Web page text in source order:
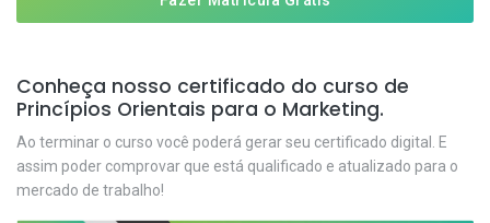
Conheça nosso certificado do curso de
Princípios Orientais para o Marketing.
Ao terminar o curso você poderá gerar seu certificado digital. E
assim poder comprovar que está qualificado e atualizado para o
mercado de trabalho!